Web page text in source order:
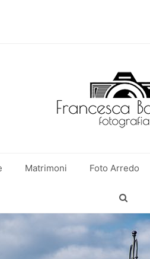
Matrimoni Foto Arredo